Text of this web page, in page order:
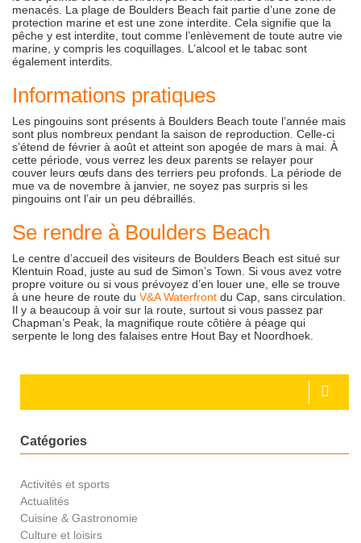
menacés. La plage de Boulders Beach fait partie d’une zone de
protection marine et est une zone interdite. Cela signifie que la
pêche y est interdite, tout comme l’enlèvement de toute autre vie
marine, y compris les coquillages. L’alcool et le tabac sont
également interdits.
Informations pratiques
Les pingouins sont présents à Boulders Beach toute l’année mais
sont plus nombreux pendant la saison de reproduction. Celle-ci
s’étend de février à août et atteint son apogée de mars à mai. À
cette période, vous verrez les deux parents se relayer pour
couver leurs œufs dans des terriers peu profonds. La période de
mue va de novembre à janvier, ne soyez pas surpris si les
pingouins ont l’air un peu débraillés.
Se rendre à Boulders Beach
Le centre d’accueil des visiteurs de Boulders Beach est situé sur
Klentuin Road, juste au sud de Simon’s Town. Si vous avez votre
propre voiture ou si vous prévoyez d’en louer une, elle se trouve
à une heure de route du V&A Waterfront du Cap, sans circulation.
Il y a beaucoup à voir sur la route, surtout si vous passez par
Chapman’s Peak, la magnifique route côtière à péage qui
serpente le long des falaises entre Hout Bay et Noordhoek.
Catégories
Activités et sports
Actualités
Cuisine & Gastronomie
Culture et loisirs